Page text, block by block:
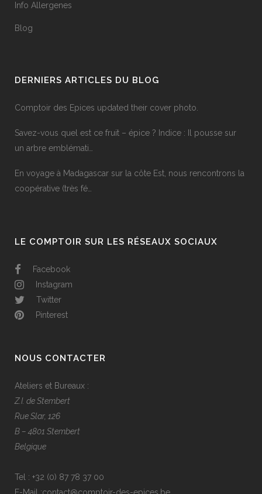
Info Allergenes
Blog
DERNIERS ARTICLES DU BLOG
Comptoir des Epices updated their cover photo.
Savez-vous quel est ce fruit – épice ? Indice : Il pousse sur
un arbre emblémati…
En voyage à Madagascar sur la côte Est, nous rencontrons la
coopérative (très fé…
LE COMPTOIR SUR LES RÉSEAUX SOCIAUX
Facebook
Instagram
Twitter
Pinterest
NOUS CONTACTER
Ateliers et Bureaux :
Z.I. de Stembert
Rue Slar, 126
B – 4801 Stembert
Belgique
Tel : +32 (0) 87 78 37 00